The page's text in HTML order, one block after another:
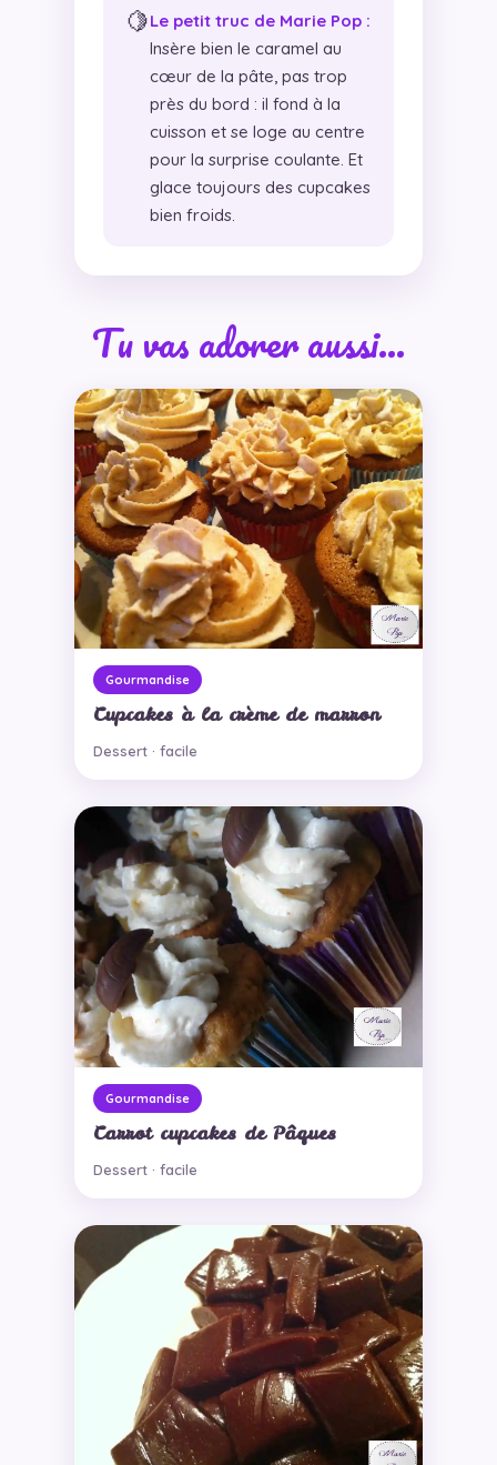
🍋Le petit truc de Marie Pop :
Insère bien le caramel au
cœur de la pâte, pas trop
près du bord : il fond à la
cuisson et se loge au centre
pour la surprise coulante. Et
glace toujours des cupcakes
bien froids.
Tu vas adorer aussi…
Gourmandise
Cupcakes à la crème de marron
Dessert · facile
Gourmandise
Carrot cupcakes de Pâques
Dessert · facile